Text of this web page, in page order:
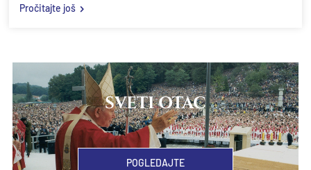
Pročitajte još
SVETI OTAC
POGLEDAJTE